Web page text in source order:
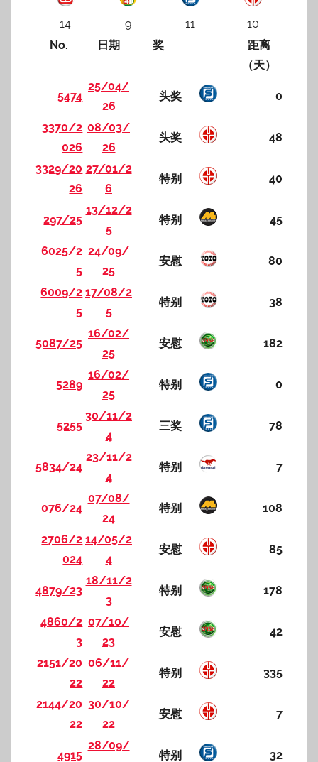
14 9 11
10
No.
日期 奖
距离
（天）
5474
25/04/
26
头奖 0
3370/2
026
08/03/
26
头奖 48
3329/20
26
27/01/2
6
特别 40
297/25
13/12/2
5
特别 45
6025/2
5
24/09/
25
安慰 80
6009/2
5
17/08/2
5
特别 38
5087/25
16/02/
25
安慰 182
5289
16/02/
25
特别 0
5255
30/11/2
4
三奖 78
5834/24
23/11/2
4
特别 7
076/24
07/08/
24
特别 108
2706/2
024
14/05/2
4
安慰 85
4879/23
18/11/2
3
特别 178
4860/2
3
07/10/
23
安慰 42
2151/20
22
06/11/
22
特别 335
2144/20
22
30/10/
22
安慰 7
4915
28/09/
特别 32